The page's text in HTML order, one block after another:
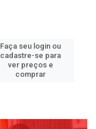
Faça seu login ou
cadastre-se para
ver preços e
comprar